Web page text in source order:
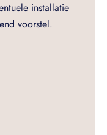
installatie
voorstel.